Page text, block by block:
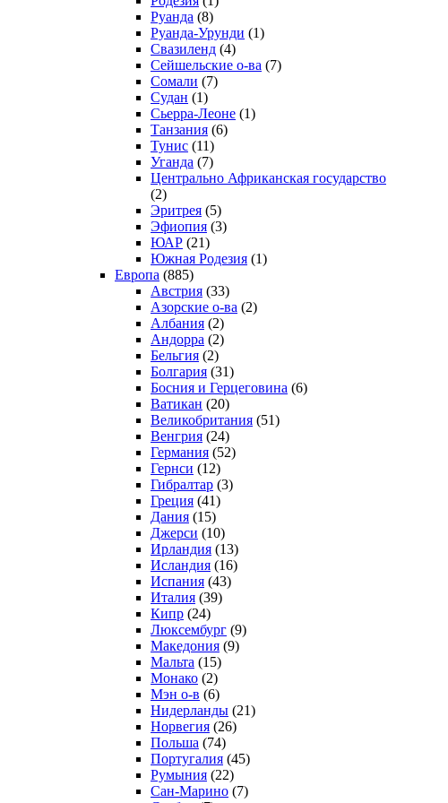
Руанда (8)
Руанда-Урунди (1)
Свазиленд (4)
Сейшельские о-ва (7)
Сомали (7)
Судан (1)
Сьерра-Леоне (1)
Танзания (6)
Тунис (11)
Уганда (7)
Центрально Африканская государство
(2)
Эритрея (5)
Эфиопия (3)
ЮАР (21)
Южная Родезия (1)
Европа (885)
Австрия (33)
Азорские о-ва (2)
Албания (2)
Андорра (2)
Бельгия (2)
Болгария (31)
Босния и Герцеговина (6)
Ватикан (20)
Великобритания (51)
Венгрия (24)
Германия (52)
Гернси (12)
Гибралтар (3)
Греция (41)
Дания (15)
Джерси (10)
Ирландия (13)
Исландия (16)
Испания (43)
Италия (39)
Кипр (24)
Люксембург (9)
Македония (9)
Мальта (15)
Монако (2)
Мэн о-в (6)
Нидерланды (21)
Норвегия (26)
Польша (74)
Португалия (45)
Румыния (22)
Сан-Марино (7)